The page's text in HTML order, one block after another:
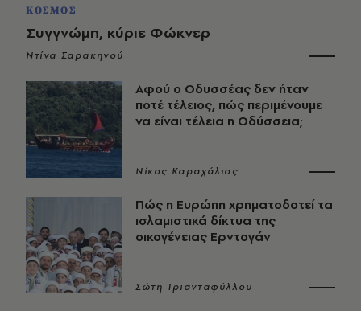
ΚΟΣΜΟΣ
Συγγνώμη, κύριε Φώκνερ
Ντίνα Σαρακηνού
Αφού ο Οδυσσέας δεν ήταν
ποτέ τέλειος, πώς περιμένουμε
να είναι τέλεια η Οδύσσεια;
Νίκος Καραχάλιος
Πώς η Ευρώπη χρηματοδοτεί τα
ισλαμιστικά δίκτυα της
οικογένειας Ερντογάν
Σώτη Τριανταφύλλου